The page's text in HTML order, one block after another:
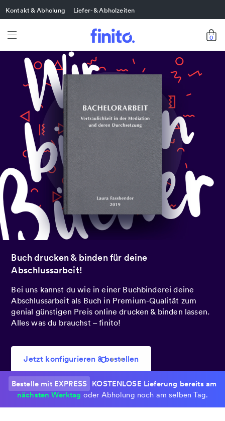
Kontakt & Abholung Liefer- & Abholzeiten
0
Heute bestellt.
Morgen geliefert!
Du hast es besonders eilig? Bestelle noch heute mit
Express, damit du dein Buch schon morgen in den
Händen hältst.
Jetzt konfigurieren & bestellen
Bestelle mit EXPRESS KOSTENLOSE Lieferung bereits am
nächsten Werktag oder Abholung noch am selben Tag.